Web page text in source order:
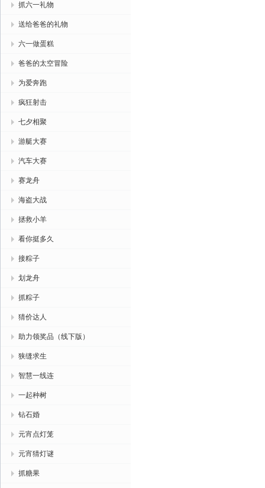
抓六一礼物
送给爸爸的礼物
六一做蛋糕
爸爸的太空冒险
为爱奔跑
疯狂射击
七夕相聚
游艇大赛
汽车大赛
赛龙舟
海盗大战
拯救小羊
看你挺多久
接粽子
划龙舟
抓粽子
猜价达人
助力领奖品（线下版）
狭缝求生
智慧一线连
一起种树
钻石婚
元宵点灯笼
元宵猜灯谜
抓糖果